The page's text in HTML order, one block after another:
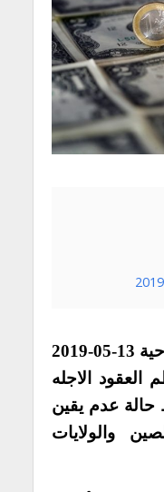
سجلت تداولات اليورو الصباحية 13-05-2019
الاجله
حالة عدم يقين
والولايات